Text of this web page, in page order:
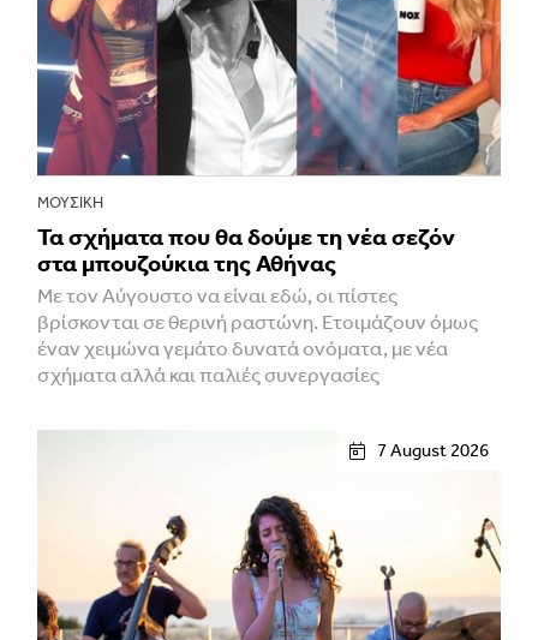
ΜΟΥΣΙΚΉ
Τα σχήματα που θα δούμε τη νέα σεζόν
στα μπουζούκια της Αθήνας
Με τον Αύγουστο να είναι εδώ, οι πίστες
βρίσκονται σε θερινή ραστώνη. Ετοιμάζουν όμως
έναν χειμώνα γεμάτο δυνατά ονόματα, με νέα
σχήματα αλλά και παλιές συνεργασίες
7 August 2026